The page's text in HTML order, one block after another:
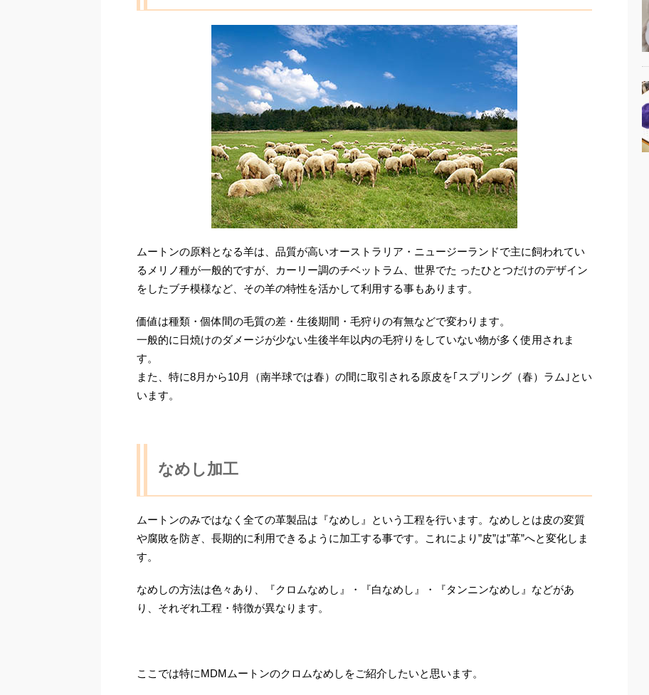
ムートンの原料となる羊は、品質が高いオーストラリア・ニュージーランドで主に飼われてい
るメリノ種が一般的ですが、カーリー調のチベットラム、世界でた ったひとつだけのデザイン
をしたブチ模様など、その羊の特性を活かして利用する事もあります。
価値は種類・個体間の毛質の差・生後期間・毛狩りの有無などで変わります。
一般的に日焼けのダメージが少ない生後半年以内の毛狩りをしていない物が多く使用されま
す。
また、特に8月から10月（南半球では春）の間に取引される原皮を｢スプリング（春）ラム｣とい
います。
なめし加工
ムートンのみではなく全ての革製品は『なめし』という工程を行います。なめしとは皮の変質
や腐敗を防ぎ、長期的に利用できるように加工する事です。これにより”皮”は”革”へと変化しま
す。
なめしの方法は色々あり、『クロムなめし』・『白なめし』・『タンニンなめし』などがあ
り、それぞれ工程・特徴が異なります。
ここでは特にMDMムートンのクロムなめしをご紹介したいと思います。